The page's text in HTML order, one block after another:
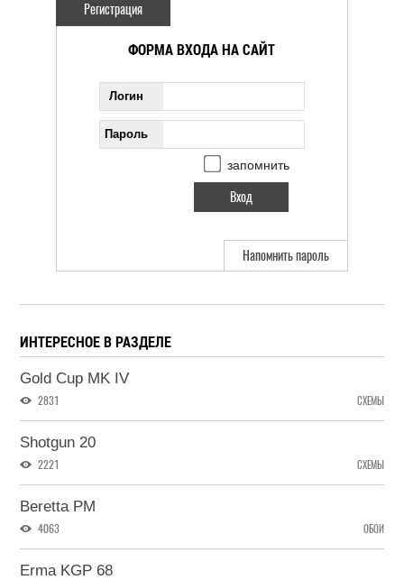
Регистрация
ФОРМА ВХОДА НА САЙТ
Логин
Пароль
запомнить
Напомнить пароль
ИНТЕРЕСНОЕ В РАЗДЕЛЕ
Gold Cup MK IV
2831 СХЕМЫ
Shotgun 20
2221 СХЕМЫ
Beretta PM
4063 ОБОИ
Erma KGP 68